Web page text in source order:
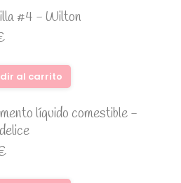
#4 - Wilton
al carrito
líquido comestible -